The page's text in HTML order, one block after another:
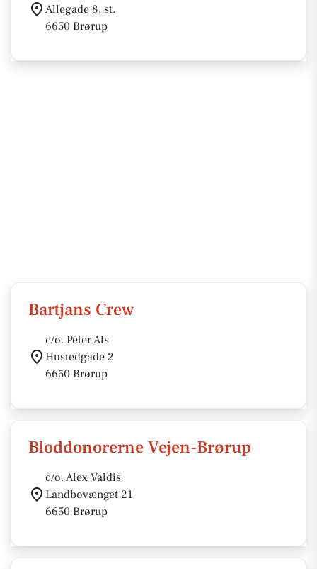
Allegade 8, st.
6650 Brørup
Bartjans Crew
c/o. Peter Als
Hustedgade 2
6650 Brørup
Bloddonorerne Vejen-Brørup
c/o. Alex Valdis
Landbovænget 21
6650 Brørup